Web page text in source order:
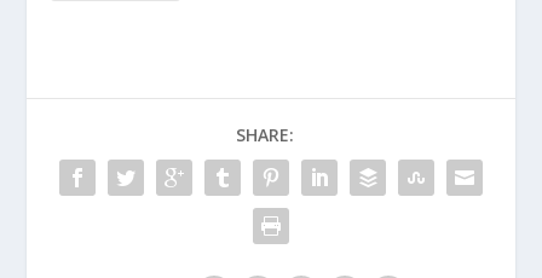
SHARE: